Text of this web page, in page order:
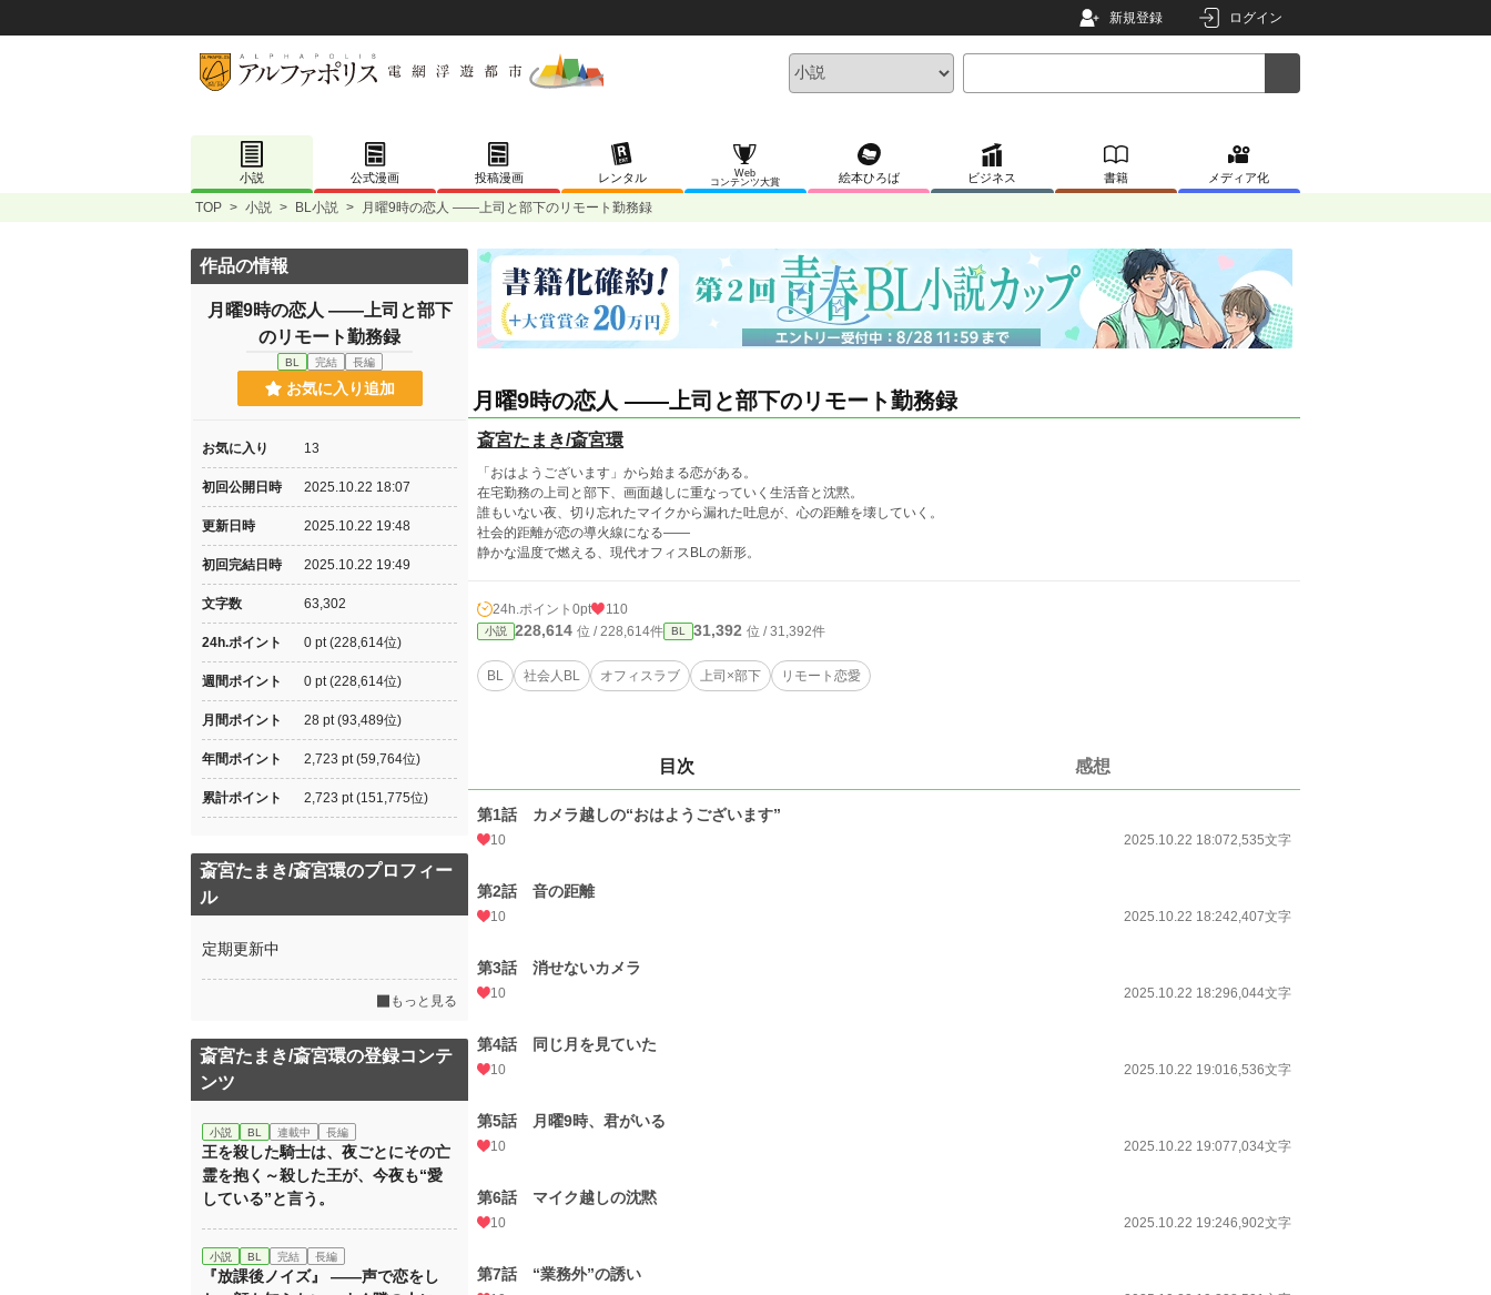
新規登録 ログイン
小説 公式漫画 投稿漫画 レンタル
Web
コンテンツ大賞
絵本ひろば ビジネス 書籍 メディア化
TOP > 小説 > BL小説 > 月曜9時の恋人 ――上司と部下のリモート勤務録
月曜9時の恋人 ――上司と部下のリモート勤務録
斎宮たまき/斎宮環
「おはようございます」から始まる恋がある。
在宅勤務の上司と部下、画面越しに重なっていく生活音と沈黙。
誰もいない夜、切り忘れたマイクから漏れた吐息が、心の距離を壊していく。
社会的距離が恋の導火線になる――
静かな温度で燃える、現代オフィスBLの新形。
24h.ポイント 0pt 110
小説 228,614 位 / 228,614件 BL 31,392 位 / 31,392件
BL 社会人BL オフィスラブ 上司×部下 リモート恋愛
目次 感想
第1話 カメラ越しの“おはようございます”
10 2025.10.22 18:072,535文字
第2話 音の距離
10 2025.10.22 18:242,407文字
第3話 消せないカメラ
10 2025.10.22 18:296,044文字
第4話 同じ月を見ていた
10 2025.10.22 19:016,536文字
第5話 月曜9時、君がいる
10 2025.10.22 19:077,034文字
第6話 マイク越しの沈黙
10 2025.10.22 19:246,902文字
第7話 “業務外”の誘い
作品の情報
月曜9時の恋人 ――上司と部下
のリモート勤務録
BL 完結 長編
お気に入り追加
お気に入り 13
初回公開日時 2025.10.22 18:07
更新日時 2025.10.22 19:48
初回完結日時 2025.10.22 19:49
文字数 63,302
24h.ポイント 0 pt (228,614位)
週間ポイント 0 pt (228,614位)
月間ポイント 28 pt (93,489位)
年間ポイント 2,723 pt (59,764位)
累計ポイント 2,723 pt (151,775位)
斎宮たまき/斎宮環のプロフィー
ル
定期更新中
もっと見る
斎宮たまき/斎宮環の登録コンテ
ンツ
小説 BL 連載中 長編
王を殺した騎士は、夜ごとにその亡
霊を抱く～殺した王が、今夜も“愛
している”と言う。
小説 BL 完結 長編
『放課後ノイズ』 ――声で恋をし